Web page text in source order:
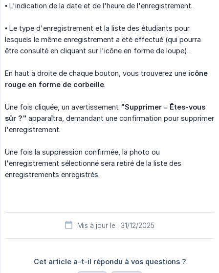
• L'indication de la date et de l'heure de l'enregistrement.
• Le type d'enregistrement et la liste des étudiants pour
lesquels le même enregistrement a été effectué (qui pourra
être consulté en cliquant sur l'icône en forme de loupe).
En haut à droite de chaque bouton, vous trouverez une icône
rouge en forme de corbeille.
Une fois cliquée, un avertissement "Supprimer – Êtes-vous
sûr ?" apparaîtra, demandant une confirmation pour supprimer
l'enregistrement.
Une fois la suppression confirmée, la photo ou
l'enregistrement sélectionné sera retiré de la liste des
enregistrements enregistrés.
Mis à jour le : 31/12/2025
Cet article a-t-il répondu à vos questions ?